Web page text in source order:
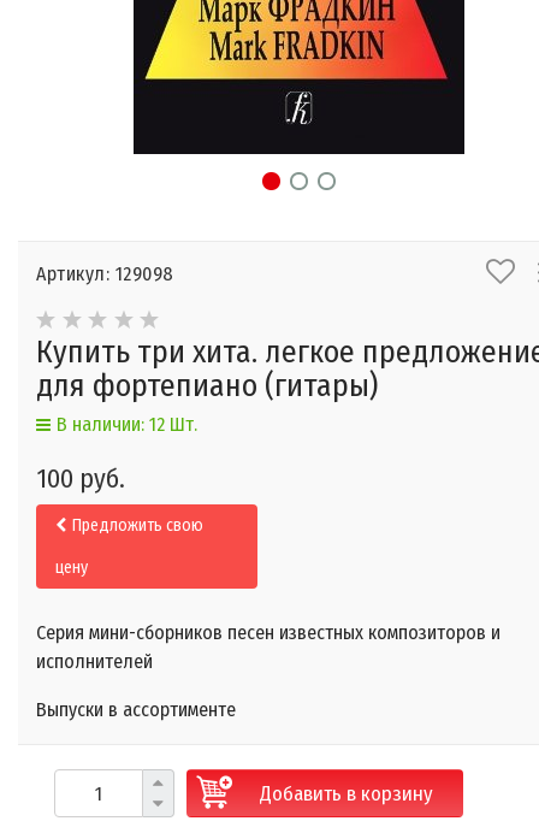
Артикул: 129098
Купить три хита. легкое
для фортепиано (гитары)
В наличии: 12 Шт.
100 руб.
Предложить свою
цену
Серия мини-сборников песен известных композиторов и
исполнителей
Выпуски в ассортименте
Добавить в корзину